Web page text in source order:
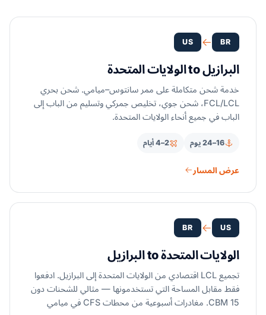
BR
US
البرازيل to الولايات المتحدة
خدمة شحن متكاملة على ممر سانتوس–ميامي. شحن بحري
FCL/LCL، شحن جوي، تخليص جمركي وتسليم من الباب إلى
الباب في جميع أنحاء الولايات المتحدة.
16–24 يوم 2–4 أيام
عرض المسار
US
BR
الولايات المتحدة to البرازيل
تجميع LCL اقتصادي من الولايات المتحدة إلى البرازيل. ادفعوا
فقط مقابل المساحة التي تستخدمونها — مثالي للشحنات دون
15 CBM. مغادرات أسبوعية من محطات CFS في ميامي